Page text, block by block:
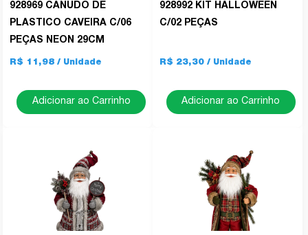
928969 CANUDO DE
PLASTICO CAVEIRA C/06
PEÇAS NEON 29CM
R$ 11,98
Adicionar ao Carrinho
928992 KIT HALLOWEEN
C/02 PEÇAS
R$ 23,30
Adicionar ao Carrinho